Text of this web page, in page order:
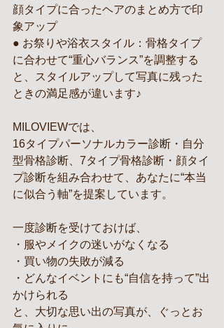
顔タイプに合ったヘアのまとめ方で印
象アップ
● お祭りや浴衣スタイル：骨格タイプ
に合わせて“重心バランス”を調整する
と、スタイルアップして写真に残った
ときの満足感が違います♪
MILOVIEWでは、
16タイプパーソナルカラー診断・自分
型骨格診断、7タイプ骨格診断・顔タイ
プ診断を組み合わせて、あなたに“本当
に似合う軸”を提案しています。
一度診断を受けておけば、
・服やメイクの迷いがなくなる
・買い物の失敗が減る
・どんなイベントにも“自信を持って”出
かけられる
と、大切な思い出の写真が、ぐっとお